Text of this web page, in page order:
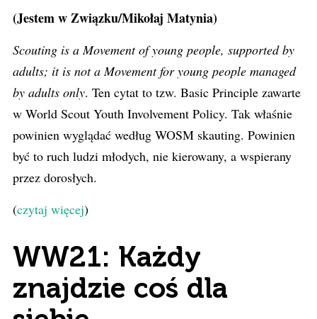
(Jestem w Związku/Mikołaj Matynia)
Scouting is a Movement of young people, supported by
adults; it is not a Movement for young people managed
by adults only. Ten cytat to tzw. Basic Principle zawarte
w World Scout Youth Involvement Policy. Tak właśnie
powinien wyglądać według WOSM skauting. Powinien
być to ruch ludzi młodych, nie kierowany, a wspierany
przez dorosłych.
(czytaj więcej)
WW21: Każdy
znajdzie coś dla